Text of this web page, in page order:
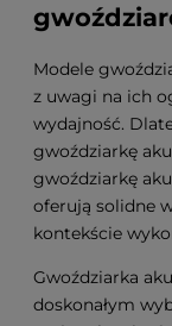
Modele
z uwagi na ich
wydajność.
gwoździarkę
gwoździarkę
oferują solidne
kontekście
Gwoździarka
doskonałym